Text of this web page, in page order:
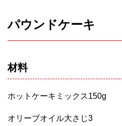
パウンドケーキ
材料
ホットケーキミックス150g
オリーブオイル大さじ3